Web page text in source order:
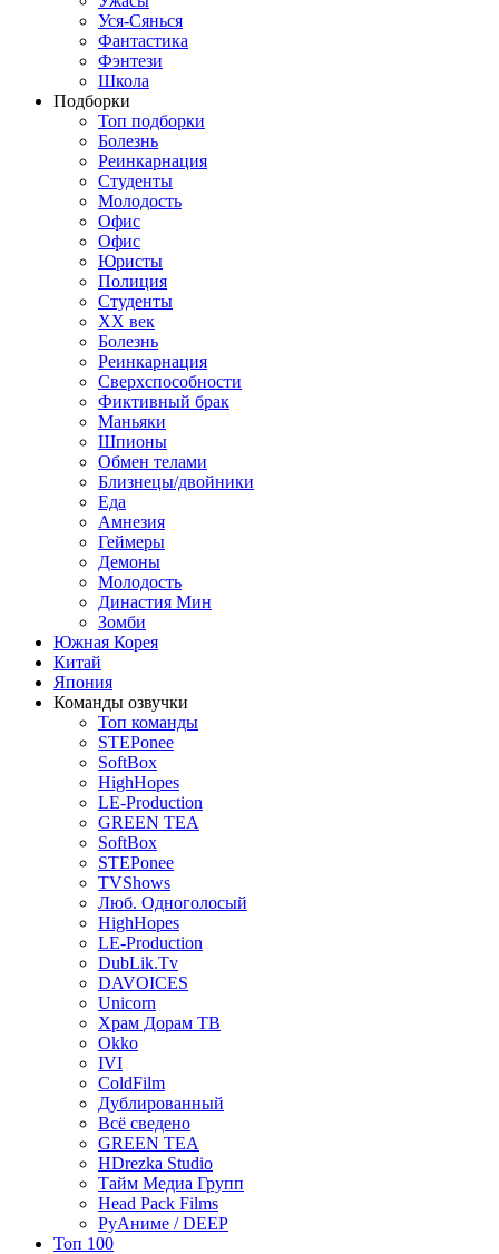
Уся-Сянься
Фантастика
Фэнтези
Школа
Подборки
Топ подборки
Болезнь
Реинкарнация
Студенты
Молодость
Офис
Офис
Юристы
Полиция
Студенты
ХХ век
Болезнь
Реинкарнация
Сверхспособности
Фиктивный брак
Маньяки
Шпионы
Обмен телами
Близнецы/двойники
Еда
Амнезия
Геймеры
Демоны
Молодость
Династия Мин
Зомби
Южная Корея
Китай
Япония
Команды озвучки
Топ команды
STEPonee
SoftBox
HighHopes
LE-Production
GREEN TEA
SoftBox
STEPonee
TVShows
Люб. Одноголосый
HighHopes
LE-Production
DubLik.Tv
DAVOICES
Unicorn
Храм Дорам ТВ
Okko
IVI
ColdFilm
Дублированный
Всё сведено
GREEN TEA
HDrezka Studio
Тайм Медиа Групп
Head Pack Films
РуАниме / DEEP
Топ 100